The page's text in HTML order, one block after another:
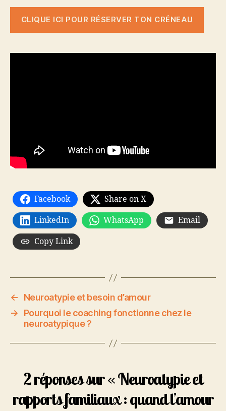
CLIQUE ICI POUR RÉSERVER TON CRÉNEAU
Facebook Share on X
LinkedIn WhatsApp Email
Copy Link
←
Neuroatypie et besoin d’amour
→
Pourquoi le coaching fonctionne chez le
neuroatypique ?
2 réponses sur « Neuroatypie et
rapports familiaux : quand l’amour